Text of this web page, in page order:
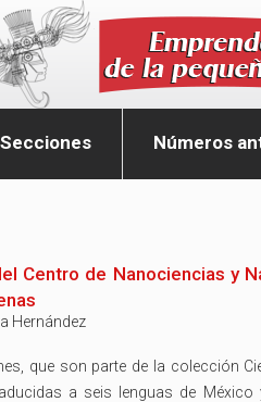
Secciones Números
Centro de Nanociencias y
Hernández
que son parte de la colección
a seis lenguas de